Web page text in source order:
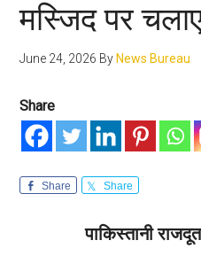
मस्जिद पर
June 24, 2026 By News Bureau
Share
Share Share
पाकिस्‍तानी